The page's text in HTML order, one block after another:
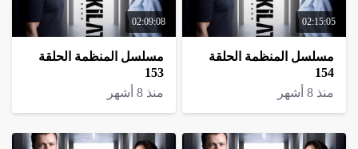
02:15:05
مسلسل المنظمة الحلقة
154
منذ 8 أشهر
02:09:08
مسلسل المنظمة الحلقة
153
منذ 8 أشهر